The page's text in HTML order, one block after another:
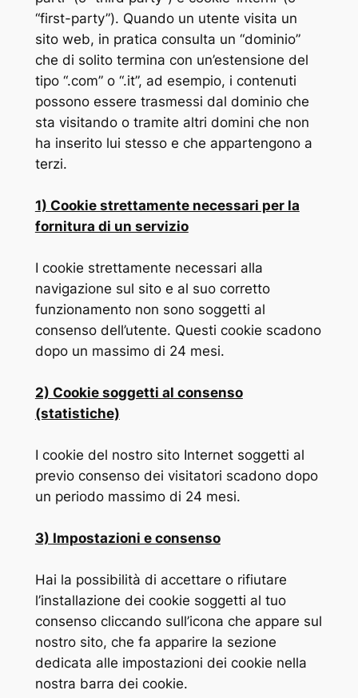
“first-party”). Quando un utente visita un
sito web, in pratica consulta un “dominio”
che di solito termina con un’estensione del
tipo “.com” o “.it”, ad esempio, i contenuti
possono essere trasmessi dal dominio che
sta visitando o tramite altri domini che non
ha inserito lui stesso e che appartengono a
terzi.
1) Cookie strettamente necessari per la
fornitura di un servizio
I cookie strettamente necessari alla
navigazione sul sito e al suo corretto
funzionamento non sono soggetti al
consenso dell’utente. Questi cookie scadono
dopo un massimo di 24 mesi.
2) Cookie soggetti al consenso
(statistiche)
I cookie del nostro sito Internet soggetti al
previo consenso dei visitatori scadono dopo
un periodo massimo di 24 mesi.
3) Impostazioni e consenso
Hai la possibilità di accettare o rifiutare
l’installazione dei cookie soggetti al tuo
consenso cliccando sull’icona che appare sul
nostro sito, che fa apparire la sezione
dedicata alle impostazioni dei cookie nella
nostra barra dei cookie.